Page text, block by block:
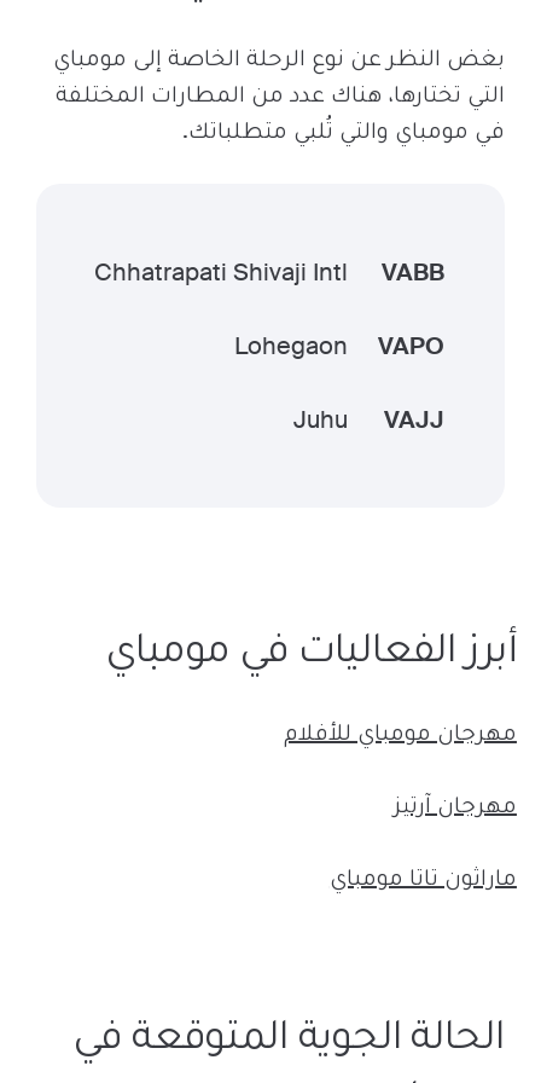
بغض النظر عن نوع الرحلة الخاصة إلى مومباي
التي تختارها، هناك عدد من المطارات المختلفة
في مومباي والتي تُلبي متطلباتك.
VABB
Chhatrapati Shivaji Intl
VAPO
Lohegaon
VAJJ
Juhu
أبرز الفعاليات في مومباي
مهرجان مومباي للأفلام
مهرجان آرتيز
ماراثون تاتا مومباي
الحالة الجوية المتوقعة في